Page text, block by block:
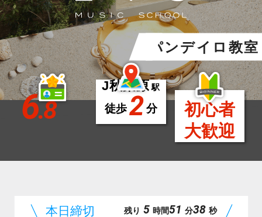
パンデイロ教室
6.8
J秋葉原 駅
徒歩2分
初心者
大歓迎
残り 5 時間51 分37 秒